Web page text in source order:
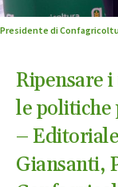
Presidente di
Ripensare
le politiche
–
Giansanti,